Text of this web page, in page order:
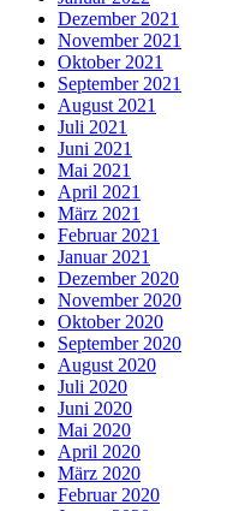
Dezember 2021
November 2021
Oktober 2021
September 2021
August 2021
Juli 2021
Juni 2021
Mai 2021
April 2021
März 2021
Februar 2021
Januar 2021
Dezember 2020
November 2020
Oktober 2020
September 2020
August 2020
Juli 2020
Juni 2020
Mai 2020
April 2020
März 2020
Februar 2020